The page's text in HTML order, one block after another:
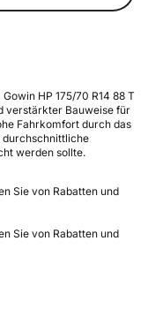
HP 175/70 R14 88 T
verstärkter Bauweise für
Fahrkomfort durch das
durchschnittliche
werden sollte.
Sie von Rabatten und
Sie von Rabatten und